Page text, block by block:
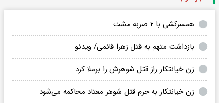
همسرکشی با ۲ ضربه مشت
بازداشت متهم به قتل زهرا قائمی/ ویدئو
زن خیانتکار راز قتل شوهرش را برملا کرد
زن خیانتکار به جرم قتل شوهر معتاد محاکمه می‌شود